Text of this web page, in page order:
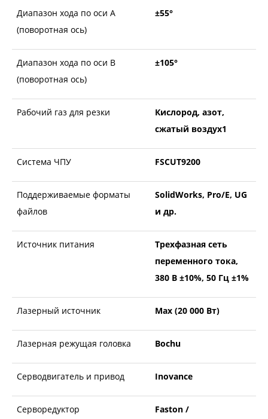
Диапазон хода по оси А
(поворотная ось)
±55°
Диапазон хода по оси В
(поворотная ось)
±105°
Рабочий газ для резки
Кислород, азот,
сжатый воздух1
Система ЧПУ FSCUT9200
Поддерживаемые форматы
файлов
SolidWorks, Pro/E, UG
и др.
Источник питания
Трехфазная сеть
переменного тока,
380 В ±10%, 50 Гц ±1%
Лазерный источник Max (20 000 Вт)
Лазерная режущая головка Bochu
Серводвигатель и привод Inovance
Серворедуктор
Faston /